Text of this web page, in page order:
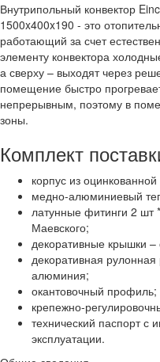
Внутрипольный конвектор
1500x400x190 - это
работающий за счет
элементу конвектора
а сверху – выходят через
помещение быстро
непрерывным, поэтому в
зоны.
Комплект
корпус из
медно-алюминиевый
латунные фитинги 2 шт *
Маевского;
декоративные крышки
декоративная
алюминия;
окантовочный профиль;
крепежно-
технический паспорт с
эксплуатации.